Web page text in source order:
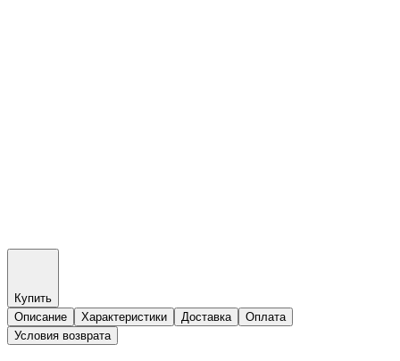
Купить
Описание
Характеристики Доставка
Оплата
Условия возврата